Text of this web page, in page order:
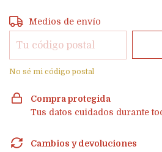
Entregas para el CP:
Medios de envío
No sé mi código postal
Compra protegida
Tus datos cuidados durante
Cambios y devoluciones